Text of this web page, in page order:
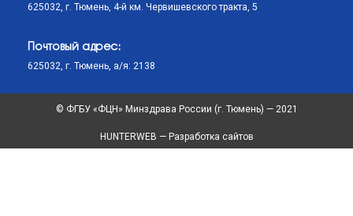
625032, г. Тюмень, 4-й км. Червишевского тракта, 5
Почтовый адрес:
625032, г. Тюмень, а/я: 2138
© ФГБУ «ФЦН» Минздрава России (г. Тюмень) — 2021
HUNTERWEB — Разработка сайтов